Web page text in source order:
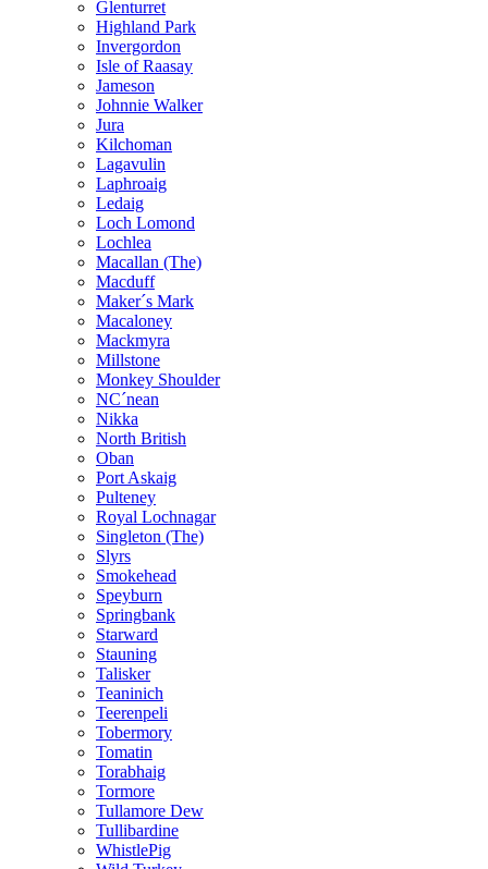
Glenturret
Highland Park
Invergordon
Isle of Raasay
Jameson
Johnnie Walker
Jura
Kilchoman
Lagavulin
Laphroaig
Ledaig
Loch Lomond
Lochlea
Macallan (The)
Macduff
Maker´s Mark
Macaloney
Mackmyra
Millstone
Monkey Shoulder
NC´nean
Nikka
North British
Oban
Port Askaig
Pulteney
Royal Lochnagar
Singleton (The)
Slyrs
Smokehead
Speyburn
Springbank
Starward
Stauning
Talisker
Teaninich
Teerenpeli
Tobermory
Tomatin
Torabhaig
Tormore
Tullamore Dew
Tullibardine
WhistlePig